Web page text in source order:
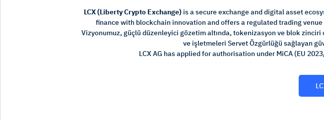
LCX (Liberty Crypto Exchange) is a secure exchange and digital asset
finance with blockchain innovation and offers a regulated trading
Vizyonumuz, güçlü düzenleyici gözetim altında, tokenizasyon ve blok zinciri
ve işletmeleri Servet Özgürlüğü sağlayan
LCX AG has applied for authorisation under MiCA (EU